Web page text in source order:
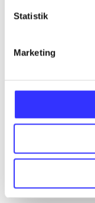
Statistik
Marketing
...
...